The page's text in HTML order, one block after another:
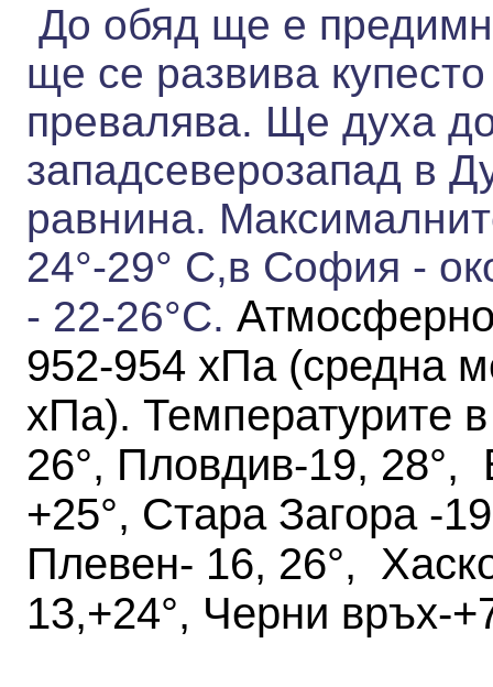
До обяд ще е
ще се развива
превалява. Ще духа
западсеверозапад в
равнина.
24°-29° С,в София -
- 22-26°С.
952-954 хПа (средна
хПа). Температурите
26°, Пловдив-19, 28°,
+25°, Стара Загора -
Плевен- 16, 26°,
13,+24°, Черни връх-